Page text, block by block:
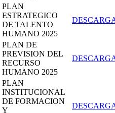
PLAN
ESTRATEGICO
DE TALENTO
HUMANO 2025
PLAN DE
PREVISION DEL
RECURSO
HUMANO 2025
PLAN
INSTITUCIONAL
DE FORMACION
Y